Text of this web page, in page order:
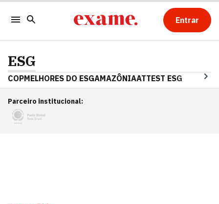
Entrar
ESG
COPMELHORES DO ESGAMAZÔNIAATTEST ESG
Parceiro institucional: